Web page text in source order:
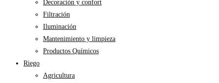
Decoraciòn y confort
Filtración
Iluminación
Mantenimiento y limpieza
Productos Químicos
Riego
Agricultura